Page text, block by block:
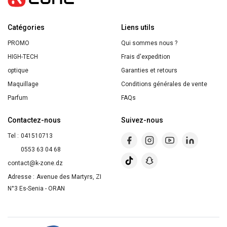
81012
CLIP
1
Catégories
PROMO
HIGH-TECH
optique
Maquillage
Parfum
Liens utils
Qui sommes nous ?
Frais d'expedition
Garanties et retours
Conditions générales de vente
FAQs
Contactez-nous
Tel : 041510713
0553 63 04 68
contact@k-zone.dz
Adresse : Avenue des Martyrs, ZI
N°3 Es-Senia - ORAN
Suivez-nous